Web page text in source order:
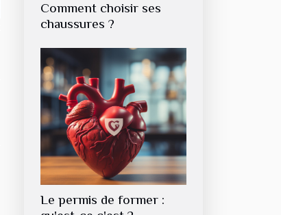
Comment choisir ses
chaussures ?
Le permis de former :